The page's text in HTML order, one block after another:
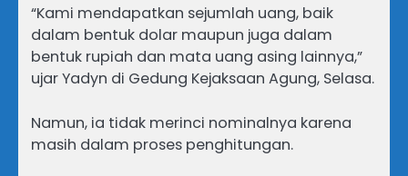
“Kami mendapatkan sejumlah uang, baik
dalam bentuk dolar maupun juga dalam
bentuk rupiah dan mata uang asing lainnya,”
ujar Yadyn di Gedung Kejaksaan Agung, Selasa.
Namun, ia tidak merinci nominalnya karena
masih dalam proses penghitungan.